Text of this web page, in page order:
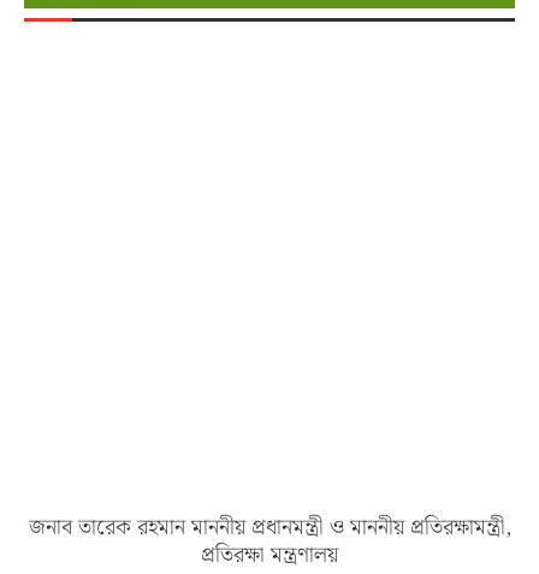
জনাব তারেক রহমান মাননীয় প্রধানমন্ত্রী ও মাননীয় প্রতিরক্ষামন্ত্রী,
প্রতিরক্ষা মন্ত্রণালয়